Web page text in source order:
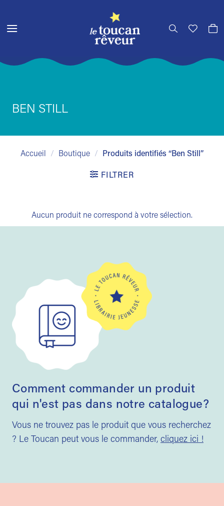
contenu
BEN STILL
Accueil / Boutique / Produits identifiés “Ben Still”
FILTRER
Aucun produit ne correspond à votre sélection.
Comment commander un produit
qui n'est pas dans notre catalogue?
Vous ne trouvez pas le produit que vous recherchez
? Le Toucan peut vous le commander, cliquez ici !